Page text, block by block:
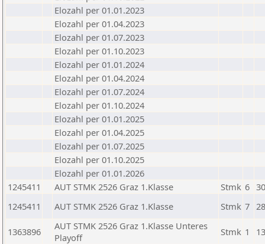
Elozahl per 01.01.2023
Elozahl per 01.04.2023
Elozahl per 01.07.2023
Elozahl per 01.10.2023
Elozahl per 01.01.2024
Elozahl per 01.04.2024
Elozahl per 01.07.2024
Elozahl per 01.10.2024
Elozahl per 01.01.2025
Elozahl per 01.04.2025
Elozahl per 01.07.2025
Elozahl per 01.10.2025
Elozahl per 01.01.2026
1245411
AUT STMK 2526 Graz 1.Klasse Stmk 6
1245411
AUT STMK 2526 Graz 1.Klasse Stmk 7
1363896
AUT STMK 2526 Graz 1.Klasse Unteres
Playoff
Stmk 1